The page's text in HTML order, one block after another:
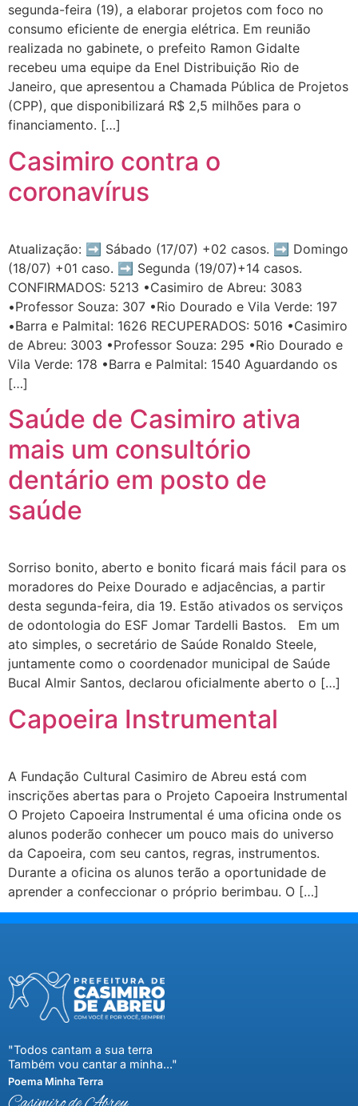
segunda-feira (19), a elaborar projetos com foco no
consumo eficiente de energia elétrica. Em reunião
realizada no gabinete, o prefeito Ramon Gidalte
recebeu uma equipe da Enel Distribuição Rio de
Janeiro, que apresentou a Chamada Pública de Projetos
(CPP), que disponibilizará R$ 2,5 milhões para o
financiamento. […]
Casimiro contra o
coronavírus
Atualização: ➡️ Sábado (17/07) +02 casos. ➡️ Domingo
(18/07) +01 caso. ➡️ Segunda (19/07)+14 casos.
CONFIRMADOS: 5213 •Casimiro de Abreu: 3083
•Professor Souza: 307 •Rio Dourado e Vila Verde: 197
•Barra e Palmital: 1626 RECUPERADOS: 5016 •Casimiro
de Abreu: 3003 •Professor Souza: 295 •Rio Dourado e
Vila Verde: 178 •Barra e Palmital: 1540 Aguardando os
[…]
Saúde de Casimiro ativa
mais um consultório
dentário em posto de
saúde
Sorriso bonito, aberto e bonito ficará mais fácil para os
moradores do Peixe Dourado e adjacências, a partir
desta segunda-feira, dia 19. Estão ativados os serviços
de odontologia do ESF Jomar Tardelli Bastos. Em um
ato simples, o secretário de Saúde Ronaldo Steele,
juntamente como o coordenador municipal de Saúde
Bucal Almir Santos, declarou oficialmente aberto o […]
Capoeira Instrumental
A Fundação Cultural Casimiro de Abreu está com
inscrições abertas para o Projeto Capoeira Instrumental
O Projeto Capoeira Instrumental é uma oficina onde os
alunos poderão conhecer um pouco mais do universo
da Capoeira, com seu cantos, regras, instrumentos.
Durante a oficina os alunos terão a oportunidade de
aprender a confeccionar o próprio berimbau. O […]
"Todos cantam a sua terra
Também vou cantar a minha..."
Poema Minha Terra